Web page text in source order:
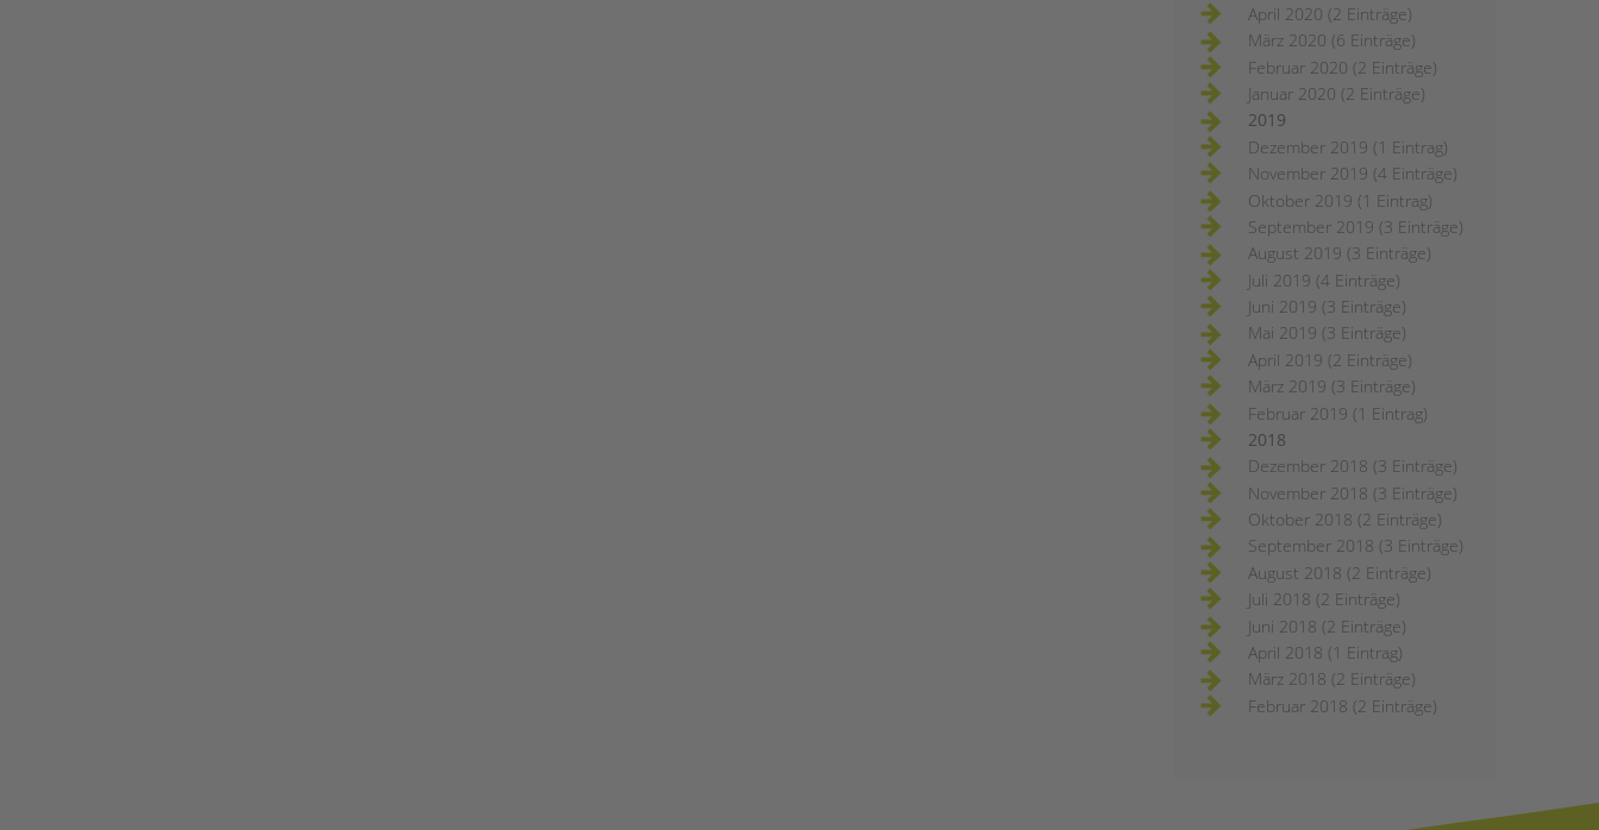
April 2020 (2 Einträge)
März 2020 (6 Einträge)
Februar 2020 (2 Einträge)
Januar 2020 (2 Einträge)
2019
Dezember 2019 (1 Eintrag)
November 2019 (4 Einträge)
Oktober 2019 (1 Eintrag)
September 2019 (3 Einträge)
August 2019 (3 Einträge)
Juli 2019 (4 Einträge)
Juni 2019 (3 Einträge)
Mai 2019 (3 Einträge)
April 2019 (2 Einträge)
März 2019 (3 Einträge)
Februar 2019 (1 Eintrag)
2018
Dezember 2018 (3 Einträge)
November 2018 (3 Einträge)
Oktober 2018 (2 Einträge)
September 2018 (3 Einträge)
August 2018 (2 Einträge)
Juli 2018 (2 Einträge)
Juni 2018 (2 Einträge)
April 2018 (1 Eintrag)
März 2018 (2 Einträge)
Februar 2018 (2 Einträge)